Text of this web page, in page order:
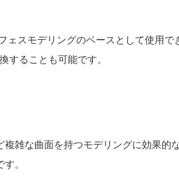
ェスモデリングのベースとして使用で
することも可能です。
雑な曲面を持つモデリングに効果的
。